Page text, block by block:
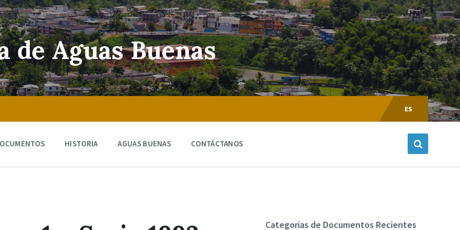
de Aguas Buenas
Escoger
Lenguaje:
ES
HISTORIA AGUAS BUENAS CONTÁCTANOS
Categorias de Documentos Recientes